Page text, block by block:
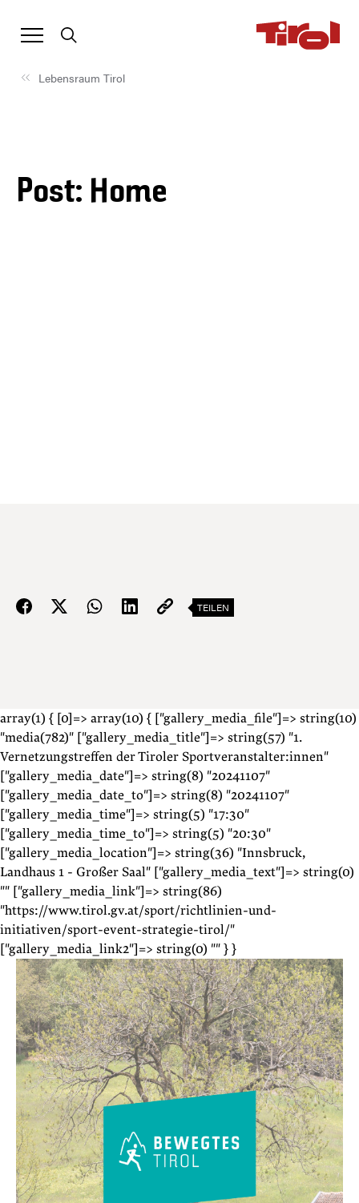
Lebensraum Tirol
Post: Home
TEILEN
array(1) { [0]=> array(10) { ["gallery_media_file"]=> string(10)
"media(782)" ["gallery_media_title"]=> string(57) "1.
Vernetzungstreffen der Tiroler Sportveranstalter:innen"
["gallery_media_date"]=> string(8) "20241107"
["gallery_media_date_to"]=> string(8) "20241107"
["gallery_media_time"]=> string(5) "17:30"
["gallery_media_time_to"]=> string(5) "20:30"
["gallery_media_location"]=> string(36) "Innsbruck,
Landhaus 1 - Großer Saal" ["gallery_media_text"]=> string(0)
"" ["gallery_media_link"]=> string(86)
"https://www.tirol.gv.at/sport/richtlinien-und-
initiativen/sport-event-strategie-tirol/"
["gallery_media_link2"]=> string(0) "" } }